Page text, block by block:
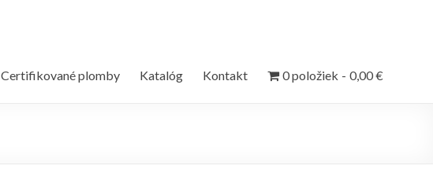
Certifikované plomby Katalóg Kontakt 0 položiek 0,00 €